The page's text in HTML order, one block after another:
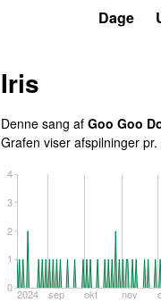
Dage
Iris
Denne sang af Goo Goo
Grafen viser afspilninger pr.
2024 sep okt nov
0
1
2
3
4